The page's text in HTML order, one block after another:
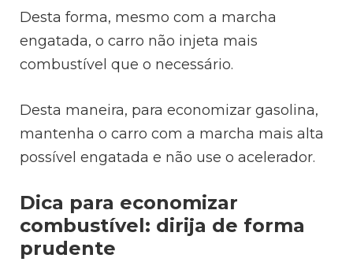
Desta forma, mesmo com a marcha
engatada, o carro não injeta mais
combustível que o necessário.
Desta maneira, para economizar gasolina,
mantenha o carro com a marcha mais alta
possível engatada e não use o acelerador.
Dica para economizar
combustível: dirija de forma
prudente